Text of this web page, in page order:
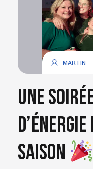
MARTIN
Une
saison